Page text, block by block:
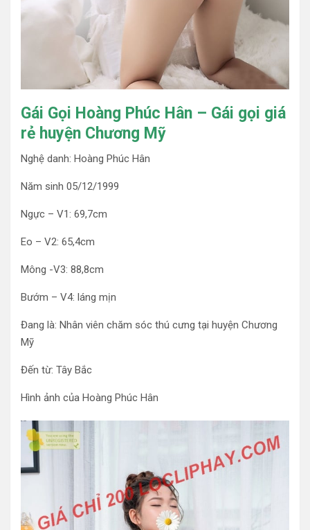
Gái Gọi Hoàng Phúc Hân – Gái gọi giá
rẻ huyện Chương Mỹ
Nghệ danh: Hoàng Phúc Hân
Năm sinh 05/12/1999
Ngực – V1: 69,7cm
Eo – V2: 65,4cm
Mông -V3: 88,8cm
Bướm – V4: láng mịn
Đang là: Nhân viên chăm sóc thú cưng tại huyện Chương
Mỹ
Đến từ: Tây Bắc
Hình ảnh của Hoàng Phúc Hân